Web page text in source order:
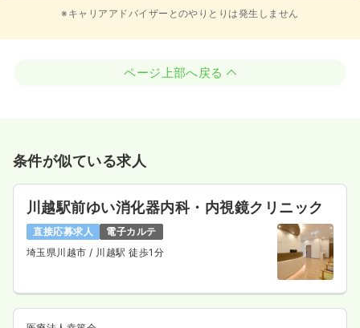
※キャリアアドバイザーとのやりとりは発生しません
ページ上部へ戻る
条件が似ている求人
川越駅前ゆい消化器内科・内視鏡クリニック
直接応募求人
電子カルテ
埼玉県川越市/ 川越駅 徒歩1分